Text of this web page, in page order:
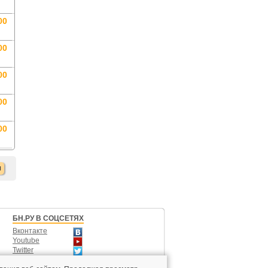
БН.РУ В СОЦСЕТЯХ
Вконтакте
Youtube
Twitter